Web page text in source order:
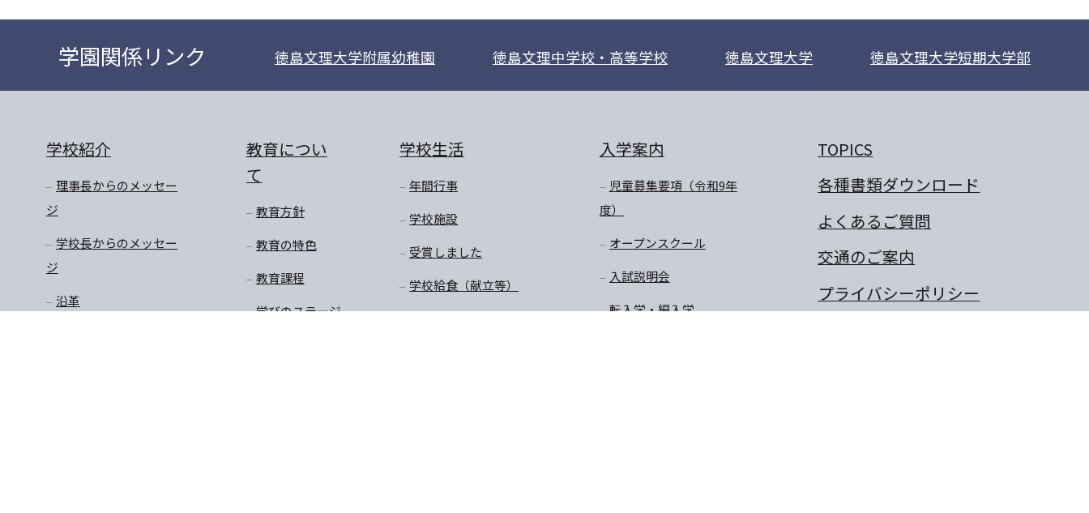
学園関係リンク 徳島文理大学附属幼稚園 徳島文理中学校・高等学校 徳島文理大学 徳島文理大学短期大学部
学校紹介
理事長からのメッセー
ジ
学校長からのメッセー
ジ
沿革
教育につい
て
教育方針
教育の特色
教育課程
学びのステージ
学校生活
年間行事
学校施設
受賞しました
学校給食（献立等）
入学案内
児童募集要項（令和9年
度）
オープンスクール
入試説明会
転入学・編入学
TOPICS
各種書類ダウンロード
よくあるご質問
交通のご案内
プライバシーポリシー